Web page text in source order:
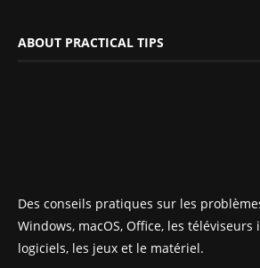
ABOUT PRACTICAL TIPS
Des conseils pratiques sur les
Windows, macOS, Office, les
logiciels, les jeux et le matériel.